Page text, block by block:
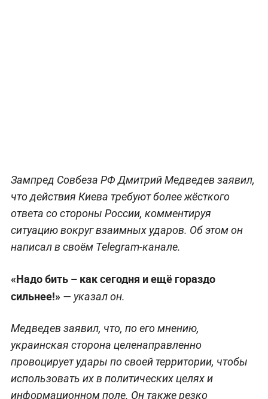
Зампред Совбеза РФ Дмитрий Медведев заявил,
что действия Киева требуют более жёсткого
ответа со стороны России, комментируя
ситуацию вокруг взаимных ударов. Об этом он
написал в своём Telegram-канале.
«Надо бить – как сегодня и ещё гораздо
сильнее!»— указал он.
Медведев заявил, что, по его мнению,
украинская сторона целенаправленно
провоцирует удары по своей территории, чтобы
использовать их в политических целях и
информационном поле. Он также резко